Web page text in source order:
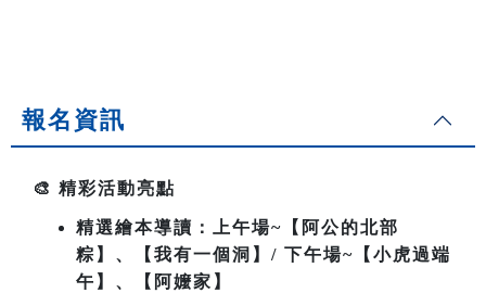
報名資訊
🎨 精彩活動亮點
精選繪本導讀：上午場~ 【阿公的北部
粽】、【我有一個洞】/ 下午場~【小虎過端
午】、【阿嬤家】